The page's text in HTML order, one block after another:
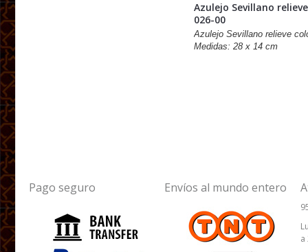
Azulejo Sevillano
026-00
Azulejo Sevillano relieve
Medidas: 28 x 14 cm
Pago seguro Envíos al mundo entero
a